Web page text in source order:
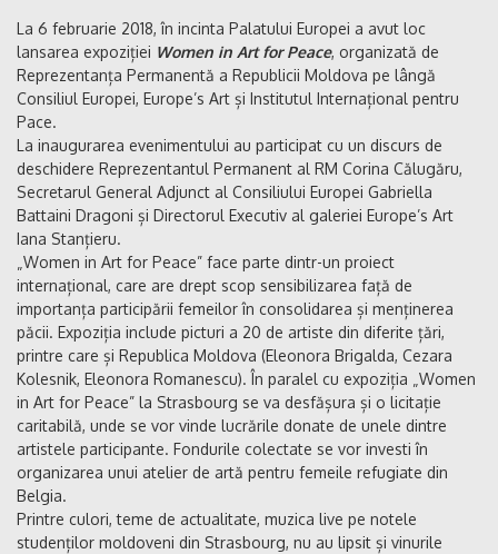
La 6 februarie 2018, în incinta Palatului Europei a avut loc
lansarea expoziției Women in Art for Peace, organizată de
Reprezentanța Permanentă a Republicii Moldova pe lângă
Consiliul Europei, Europe’s Art și Institutul Internațional pentru
Pace.
La inaugurarea evenimentului au participat cu un discurs de
deschidere Reprezentantul Permanent al RM Corina Călugăru,
Secretarul General Adjunct al Consiliului Europei Gabriella
Battaini Dragoni și Directorul Executiv al galeriei Europe’s Art
Iana Stanțieru.
„Women in Art for Peace” face parte dintr-un proiect
internațional, care are drept scop sensibilizarea față de
importanța participării femeilor în consolidarea și menținerea
păcii. Expoziția include picturi a 20 de artiste din diferite țări,
printre care și Republica Moldova (Eleonora Brigalda, Cezara
Kolesnik, Eleonora Romanescu). În paralel cu expoziția „Women
in Art for Peace” la Strasbourg se va desfășura și o licitație
caritabilă, unde se vor vinde lucrările donate de unele dintre
artistele participante. Fondurile colectate se vor investi în
organizarea unui atelier de artă pentru femeile refugiate din
Belgia.
Printre culori, teme de actualitate, muzica live pe notele
studenților moldoveni din Strasbourg, nu au lipsit și vinurile